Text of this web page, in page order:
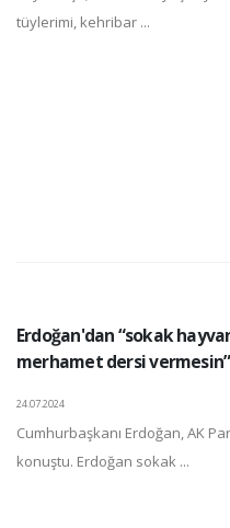
tüylerimi, kehribar ...
Erdoğan'dan “sokak
merhamet dersi vermesin”
24.07.2024
Cumhurbaşkanı Erdoğan, AK
konuştu. Erdoğan sokak ...